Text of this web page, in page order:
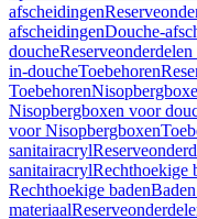
afscheidingen
afscheidingenDouche-
douche
in-doucheToebehoren
Toebehoren
Nisopbergboxen voor
voor Nisopbergboxen
sanitairacryl
sanitairacrylRechthoekige
Rechthoekige baden
materiaal